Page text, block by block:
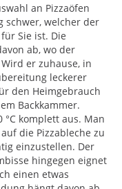
an Pizzaöfen
schwer, welcher der
für Sie ist. Die
ab, wo der
er zuhause, in
leckerer
den Heimgebrauch
Backkammer.
komplett aus. Man
die Pizzableche zu
einzustellen. Der
hingegen eignet
einen etwas